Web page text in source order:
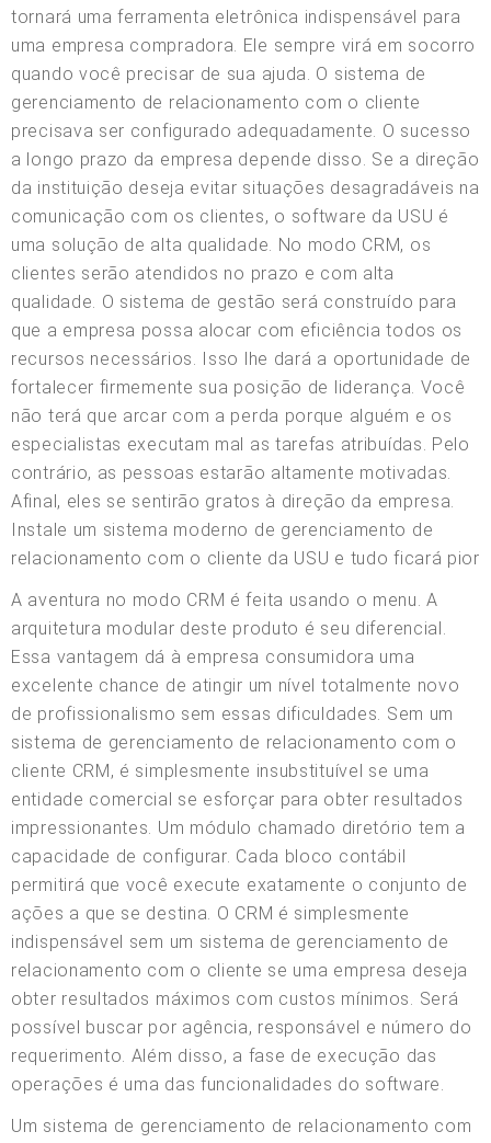
tornará uma ferramenta eletrônica indispensável para
uma empresa compradora. Ele sempre virá em socorro
quando você precisar de sua ajuda. O sistema de
gerenciamento de relacionamento com o cliente
precisava ser configurado adequadamente. O sucesso
a longo prazo da empresa depende disso. Se a direção
da instituição deseja evitar situações desagradáveis na
comunicação com os clientes, o software da USU é
uma solução de alta qualidade. No modo CRM, os
clientes serão atendidos no prazo e com alta
qualidade. O sistema de gestão será construído para
que a empresa possa alocar com eficiência todos os
recursos necessários. Isso lhe dará a oportunidade de
fortalecer firmemente sua posição de liderança. Você
não terá que arcar com a perda porque alguém e os
especialistas executam mal as tarefas atribuídas. Pelo
contrário, as pessoas estarão altamente motivadas.
Afinal, eles se sentirão gratos à direção da empresa.
Instale um sistema moderno de gerenciamento de
relacionamento com o cliente da USU e tudo ficará pior
A aventura no modo CRM é feita usando o menu. A
arquitetura modular deste produto é seu diferencial.
Essa vantagem dá à empresa consumidora uma
excelente chance de atingir um nível totalmente novo
de profissionalismo sem essas dificuldades. Sem um
sistema de gerenciamento de relacionamento com o
cliente CRM, é simplesmente insubstituível se uma
entidade comercial se esforçar para obter resultados
impressionantes. Um módulo chamado diretório tem a
capacidade de configurar. Cada bloco contábil
permitirá que você execute exatamente o conjunto de
ações a que se destina. O CRM é simplesmente
indispensável sem um sistema de gerenciamento de
relacionamento com o cliente se uma empresa deseja
obter resultados máximos com custos mínimos. Será
possível buscar por agência, responsável e número do
requerimento. Além disso, a fase de execução das
operações é uma das funcionalidades do software.
Um sistema de gerenciamento de relacionamento com